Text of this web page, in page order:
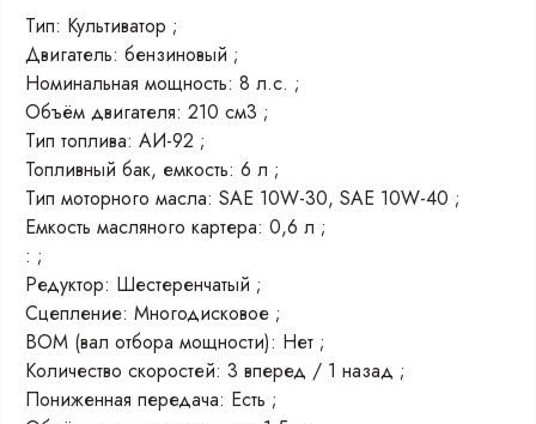
Тип: Культиватор ;
Двигатель: бензиновый ;
Номинальная мощность: 8 л.с. ;
Объём двигателя: 210 см3 ;
Тип топлива: АИ-92 ;
Топливный бак, емкость: 6 л ;
Тип моторного масла: SAE 10W-30, SAE 10W-40 ;
Емкость масляного картера: 0,6 л ;
: ;
Редуктор: Шестеренчатый ;
Сцепление: Многодисковое ;
ВОМ (вал отбора мощности): Нет ;
Количество скоростей: 3 вперед / 1 назад ;
Пониженная передача: Есть ;